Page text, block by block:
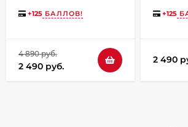
+125 БАЛЛОВ!
4 890 руб.
2 490 руб.
+125
2 490